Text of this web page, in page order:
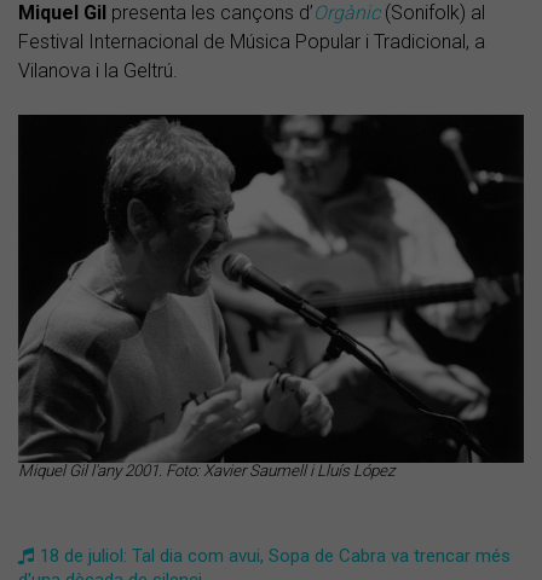
Miquel Gil presenta les cançons d’Orgànic(Sonifolk) al
Festival Internacional de Música Popular i Tradicional, a
Vilanova i la Geltrú.
Miquel Gil l'any 2001. Foto: Xavier Saumell i Lluís López
18 de juliol: Tal dia com avui, Sopa de Cabra va trencar més